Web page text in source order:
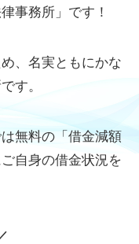
事務所」です！
、名実ともにかな
す。
無料の「借金減額
自身の借金状況を